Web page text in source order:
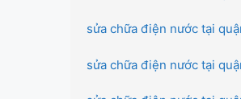
sửa chữa điện nước tại
sửa chữa điện nước tại